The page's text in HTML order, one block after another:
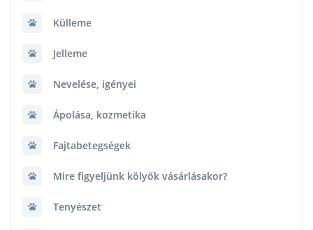
Külleme
Jelleme
Nevelése, igényei
Ápolása, kozmetika
Fajtabetegségek
Mire figyeljünk kölyök vásárlásakor?
Tenyészet